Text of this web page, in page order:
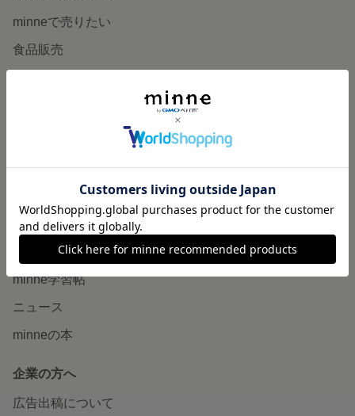
minneで売りたい
食品販売
販売支援企画・イベント
読みもの
minneとものづくりと
minne学習帖
ニュース
minneの本
企業の方へ
広告出稿について